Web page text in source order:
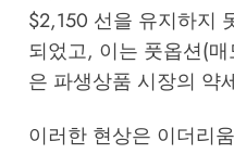
$2,150 선을 유지하지
되었고, 이는 풋옵션(
은 파생상품 시장의 약
이러한 현상은 이더리